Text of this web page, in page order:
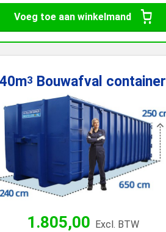
Voeg toe aan winkelmand
40m3 Bouwafval container
1.805,00 Excl. BTW